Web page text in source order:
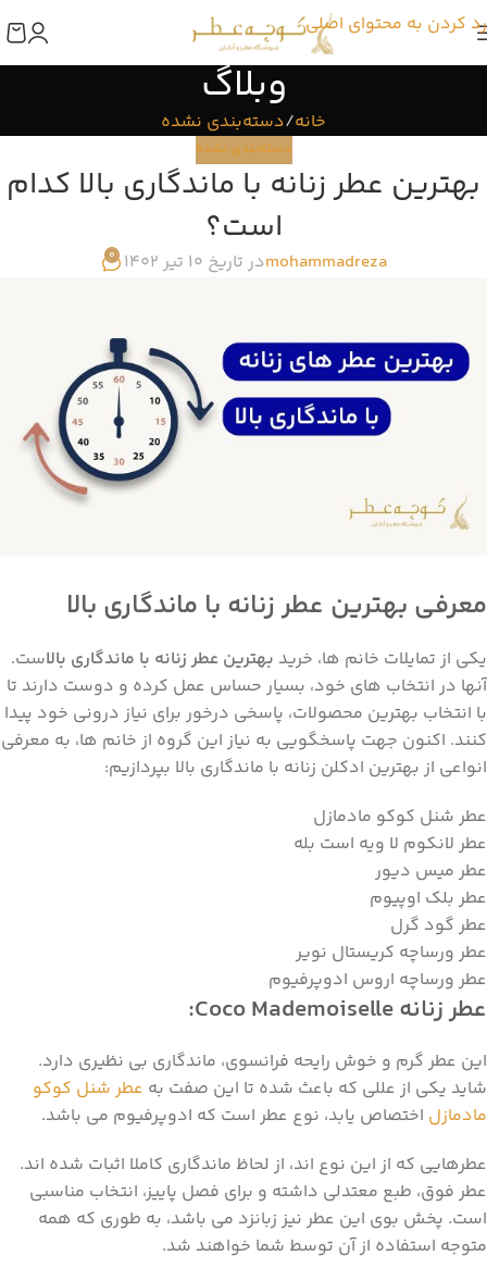
رد کردن به محتوای اصلی
وبلاگ
خانه دسته‌بندی نشده
دسته‌بندی نشده
بهترین عطر زنانه با ماندگاری بالا کدام
است؟
mohammadrezaدر تاریخ ۱۰ تیر ۱۴۰۲ 0
معرفی بهترین عطر زنانه با ماندگاری بالا
یکی از تمایلات خانم ها، خرید بهترین عطر زنانه با ماندگاری بالاست.
آنها در انتخاب های خود، بسیار حساس عمل کرده و دوست دارند تا
با انتخاب بهترین محصولات، پاسخی درخور برای نیاز درونی خود پیدا
کنند. اکنون جهت پاسخگویی به نیاز این گروه از خانم ها، به معرفی
انواعی از بهترین ادکلن زنانه با ماندگاری بالا بپردازیم:
عطر شنل کوکو مادمازل
عطر لانکوم لا ویه است بله
عطر میس دیور
عطر بلک اوپیوم
عطر گود گرل
عطر ورساچه کریستال نویر
عطر ورساچه اروس ادوپرفیوم
عطر زنانه ‏Coco Mademoiselle
:
این عطر گرم و خوش رایحه فرانسوی، ماندگاری بی نظیری دارد.
شاید یکی از عللی که باعث شده تا این صفت به عطر شنل کوکو
مادمازل اختصاص یابد، نوع عطر است که ادوپرفیوم می باشد.
عطرهایی که از این نوع اند، از لحاظ ماندگاری کاملا اثبات شده اند.
عطر فوق، طبع معتدلی داشته و برای فصل پاییز، انتخاب مناسبی
است. پخش بوی این عطر نیز زبانزد می باشد، به طوری که همه
متوجه استفاده از آن توسط شما خواهند شد.